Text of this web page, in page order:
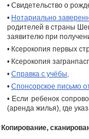
• Свидетельство о
• Нотариально
родителей в страны
заявителю при
• Ксерокопия первых
• Ксерокопия
• Справка с учёбы,
• Спонсорское письмо
• Если ребенок
(аренда жилья), где
Копирование,